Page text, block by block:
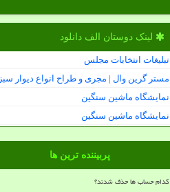
لینک دوستان الف دانلود
تبلیغات انتخابات مجلس
مستر گرین وال | مجری و طراح انواع دیوار سبز
نمایشگاه ماشین سنگین
نمایشگاه ماشین سنگین
پربیننده ترین ها
کدام حساب ها حذف شدند؟